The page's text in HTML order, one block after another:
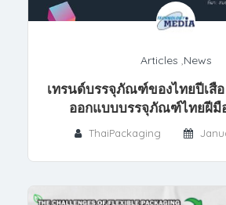
Articles ,News
เทรนด์บรรจุภัณฑ์ของไทยปีเสื
ออกแบบบรรจุภัณฑ์ไทยฝีมื
ThaiPackaging